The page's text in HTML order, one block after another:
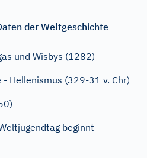
der Weltgeschichte
und Wisbys (1282)
Hellenismus (329-31 v. Chr)
beginnt